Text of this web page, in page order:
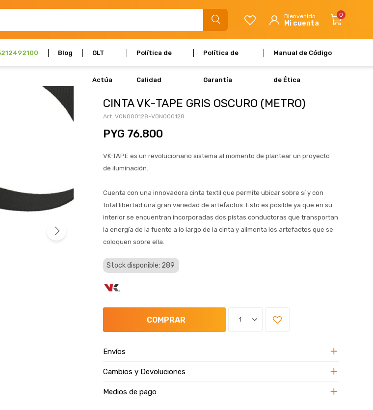
Blog GLT
Actúa
Política de
Calidad
Política de
Garantía
Manual de Código
de Ética
0
CINTA VK-TAPE GRIS OSCURO (METRO)
VON000128-VON000128
PYG 76.800
VK-TAPE es un revolucionario sistema al momento de plantear un proyecto
de iluminación.
Cuenta con una innovadora cinta textil que permite ubicar sobre sí y con
total libertad una gran variedad de artefactos. Esto es posible ya que en su
interior se encuentran incorporadas dos pistas conductoras que transportan
la energía de la fuente a lo largo de la cinta y alimenta los artefactos que se
coloquen sobre ella.
Stock disponible: 289
1
COMPRAR
Envíos
Cambios y Devoluciones
Medios de pago